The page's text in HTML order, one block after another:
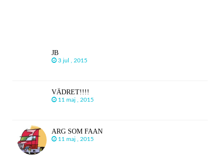
JB
3 jul , 2015
VÄDRET!!!!
11 maj , 2015
ARG SOM FAAN
11 maj , 2015